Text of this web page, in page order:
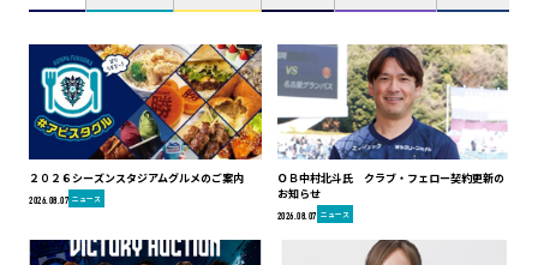
２０２６シーズンスタジアムグルメのご案内
2026.08.07 ニュース
ＯＢ中村北斗氏 クラブ・フェロー契約更新の
お知らせ
2026.08.07 ニュース